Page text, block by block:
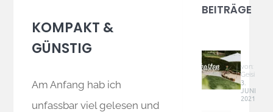
KOMPAKT &
GÜNSTIG
Am Anfang hab ich
unfassbar viel gelesen und
BEITRÄGE
–
groß,
von:
Geisi
3.
JUNI
2021